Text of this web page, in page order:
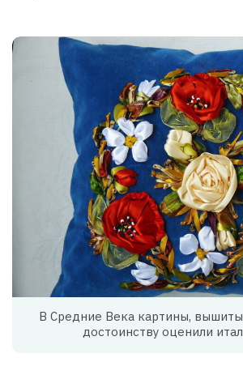
В Средние Века картины,
достоинству оценили